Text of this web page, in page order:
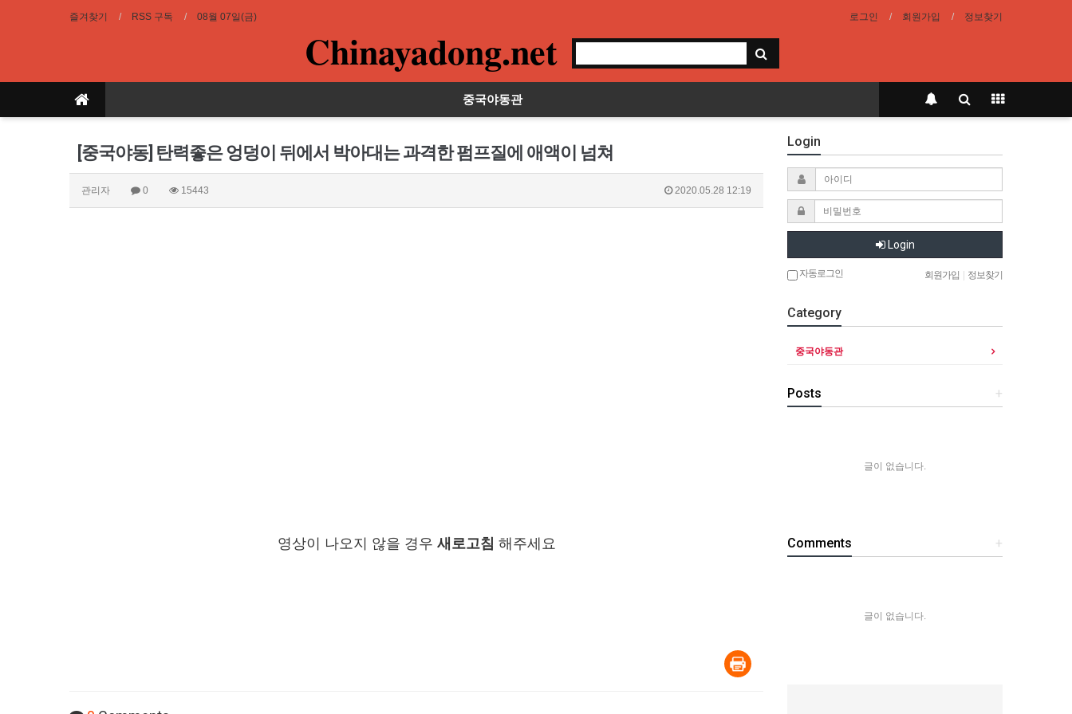
즐겨찾기 RSS 구독 08월 07일(금) 로그인 회원가입 정보찾기
Chinayadong.net
중국야동관
[중국야동] 탄력좋은 엉덩이 뒤에서 박아대는 과격한 펌프질에 애액이 넘쳐
관리자 0 15443 2020.05.28 12:19
영상이 나오지 않을 경우 새로고침 해주세요
Login
Login
자동로그인 회원가입 정보찾기
Category
중국야동관
+
Posts
글이 없습니다.
+
Comments
글이 없습니다.